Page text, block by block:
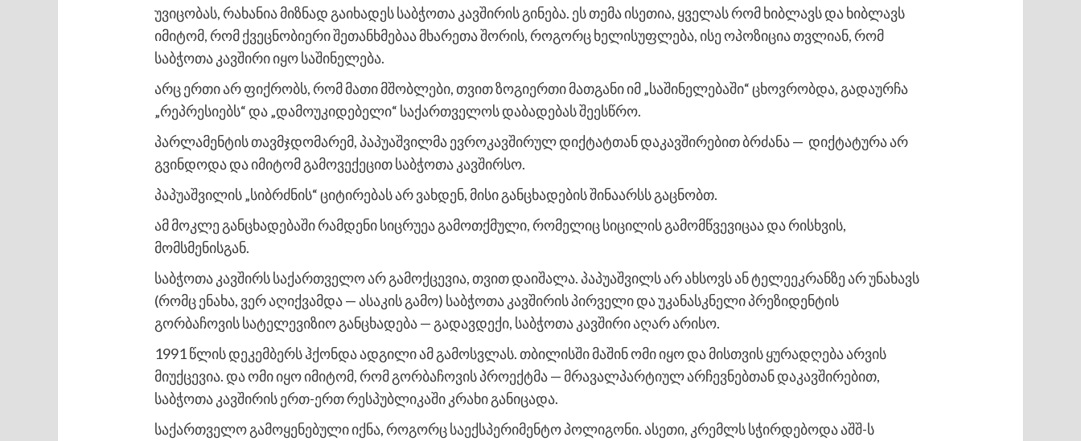
უვიცობას, რახანია მიზნად გაიხადეს საბჭოთა კავშირის გინება. ეს თემა ისეთია, ყველას რომ ხიბლავს და ხიბლავს
იმიტომ, რომ ქვეცნობიერი შეთანხმებაა მხარეთა შორის, როგორც ხელისუფლება, ისე ოპოზიცია თვლიან, რომ
საბჭოთა კავშირი იყო საშინელება.
არც ერთი არ ფიქრობს, რომ მათი მშობლები, თვით ზოგიერთი მათგანი იმ „საშინელებაში“ ცხოვრობდა, გადაურჩა
„რეპრესიებს“ და „დამოუკიდებელი“ საქართველოს დაბადებას შეესწრო.
პარლამენტის თავმჯდომარემ, პაპუაშვილმა ევროკავშირულ დიქტატთან დაკავშირებით ბრძანა — დიქტატურა არ
გვინდოდა და იმიტომ გამოვექეცით საბჭოთა კავშირსო.
პაპუაშვილის „სიბრძნის“ ციტირებას არ ვახდენ, მისი განცხადების შინაარსს გაცნობთ.
ამ მოკლე განცხადებაში რამდენი სიცრუეა გამოთქმული, რომელიც სიცილის გამომწვევიცაა და რისხვის,
მომსმენისგან.
საბჭოთა კავშირს საქართველო არ გამოქცევია, თვით დაიშალა. პაპუაშვილს არ ახსოვს ან ტელეეკრანზე არ უნახავს
(რომც ენახა, ვერ აღიქვამდა — ასაკის გამო) საბჭოთა კავშირის პირველი და უკანასკნელი პრეზიდენტის
გორბაჩოვის სატელევიზიო განცხადება — გადავდექი, საბჭოთა კავშირი აღარ არისო.
1991 წლის დეკემბერს ჰქონდა ადგილი ამ გამოსვლას. თბილისში მაშინ ომი იყო და მისთვის ყურადღება არვის
მიუქცევია. და ომი იყო იმიტომ, რომ გორბაჩოვის პროექტმა — მრავალპარტიულ არჩევნებთან დაკავშირებით,
საბჭოთა კავშირის ერთ-ერთ რესპუბლიკაში კრახი განიცადა.
საქართველო გამოყენებული იქნა, როგორც საექსპერიმენტო პოლიგონი. ასეთი, კრემლს სჭირდებოდა აშშ-ს